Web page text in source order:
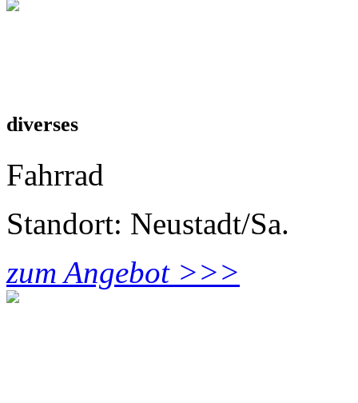
diverses
Fahrrad
Standort: Neustadt/Sa.
zum Angebot >>>